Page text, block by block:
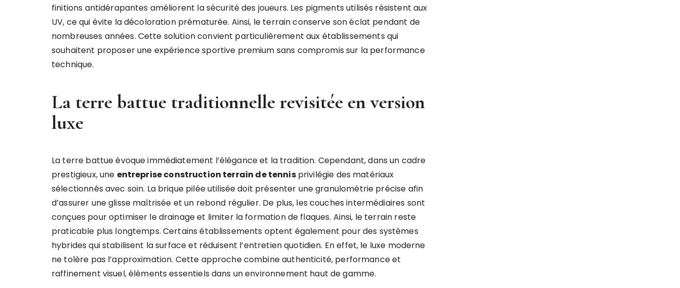
finitions antidérapantes améliorent la sécurité des joueurs. Les pigments utilisés résistent aux
UV, ce qui évite la décoloration prématurée. Ainsi, le terrain conserve son éclat pendant de
nombreuses années. Cette solution convient particulièrement aux établissements qui
souhaitent proposer une expérience sportive premium sans compromis sur la performance
technique.
La terre battue traditionnelle revisitée en version
luxe
La terre battue évoque immédiatement l’élégance et la tradition. Cependant, dans un cadre
prestigieux, une entreprise construction terrain de tennisprivilégie des matériaux
sélectionnés avec soin. La brique pilée utilisée doit présenter une granulométrie précise afin
d’assurer une glisse maîtrisée et un rebond régulier. De plus, les couches intermédiaires sont
conçues pour optimiser le drainage et limiter la formation de flaques. Ainsi, le terrain reste
praticable plus longtemps. Certains établissements optent également pour des systèmes
hybrides qui stabilisent la surface et réduisent l’entretien quotidien. En effet, le luxe moderne
ne tolère pas l’approximation. Cette approche combine authenticité, performance et
raffinement visuel, éléments essentiels dans un environnement haut de gamme.